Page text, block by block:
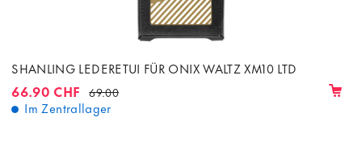
SHANLING LEDERETUI FÜR ONIX WALTZ XM10 LTD
66.90 CHF 69.00
Im Zentrallager